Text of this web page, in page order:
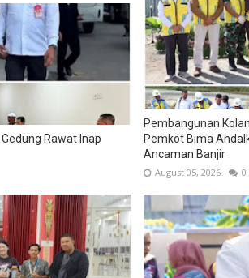
Rawat Inap
Pembangunan
Pemkot Bima
Ancaman Banjir
August 05, 2026 0